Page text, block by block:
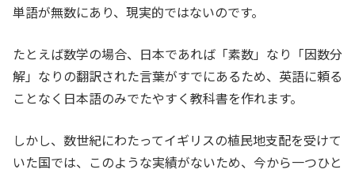
単語が無数にあり、現実的ではないのです。
たとえば数学の場合、日本であれば「素数」なり「因数分
解」なりの翻訳された言葉がすでにあるため、英語に頼る
ことなく日本語のみでたやすく教科書を作れます。
しかし、数世紀にわたってイギリスの植民地支配を受けて
いた国では、このような実績がないため、今から一つひと